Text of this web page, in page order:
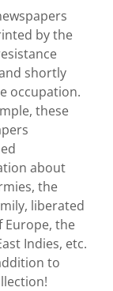
by the
shortly
occupation.
these
about
the
liberated
Europe, the
Indies, etc.
to